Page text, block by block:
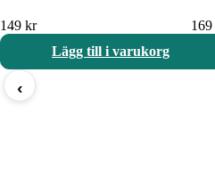
‹
149 kr
Lägg till i varukorg
169